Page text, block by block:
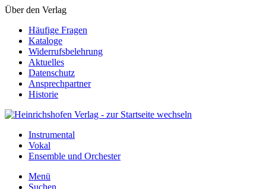
Über den Verlag
Häufige Fragen
Kataloge
Widerrufsbelehrung
Aktuelles
Datenschutz
Ansprechpartner
Historie
Instrumental
Vokal
Ensemble und Orchester
Menü
Suchen